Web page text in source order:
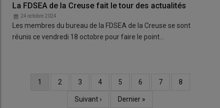
La FDSEA de la Creuse fait le tour des actualités
24 octobre 2024
Les membres du bureau de la FDSEA de la Creuse se sont
réunis ce vendredi 18 octobre pour faire le point…
Page
1 Page
2 Page
3 Page
4 Page
5 Page
6 Page
7 Page
8
Page
Suivant ›
Dernière
Dernier »